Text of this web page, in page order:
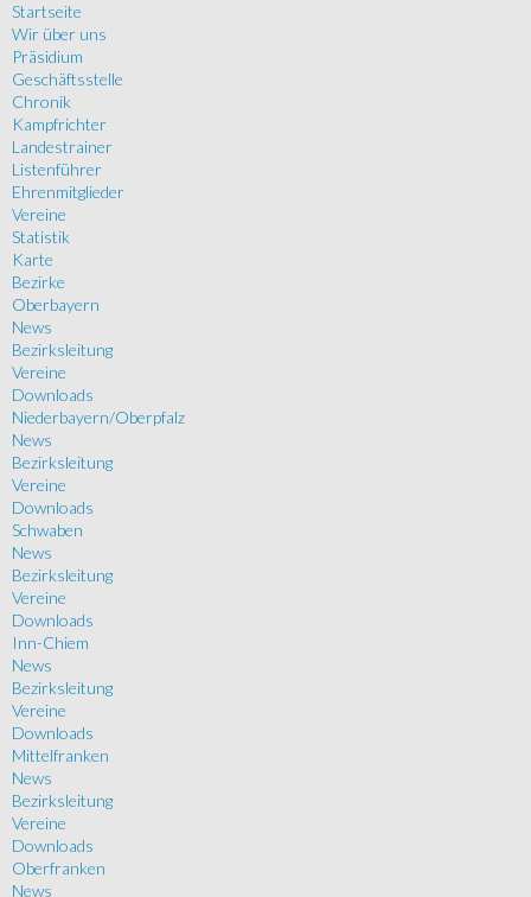
Startseite
Wir über uns
Präsidium
Geschäftsstelle
Chronik
Kampfrichter
Landestrainer
Listenführer
Ehrenmitglieder
Vereine
Statistik
Karte
Bezirke
Oberbayern
News
Bezirksleitung
Vereine
Downloads
Niederbayern/Oberpfalz
News
Bezirksleitung
Vereine
Downloads
Schwaben
News
Bezirksleitung
Vereine
Downloads
Inn-Chiem
News
Bezirksleitung
Vereine
Downloads
Mittelfranken
News
Bezirksleitung
Vereine
Downloads
Oberfranken
News